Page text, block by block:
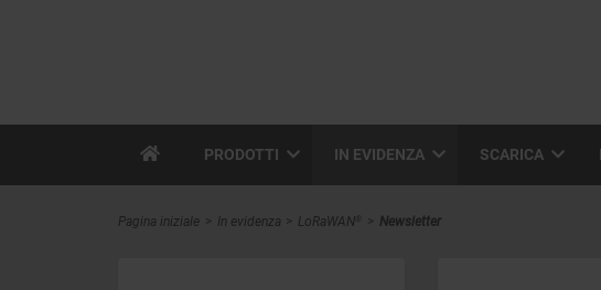
PRODOTTI IN EVIDENZA SCARICA
Pagina iniziale In evidenza LoRaWAN Newsletter